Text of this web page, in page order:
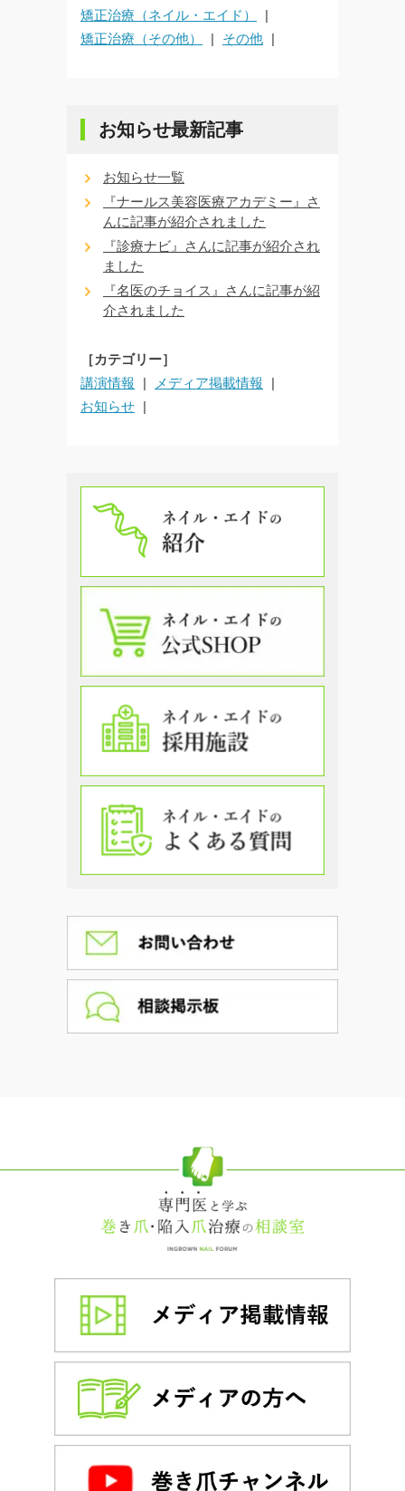
矯正治療（ネイル・エイド）
矯正治療（その他）
その他
お知らせ最新記事
お知らせ一覧
『ナールス美容医療アカデミー』さ
んに記事が紹介されました
『診療ナビ』さんに記事が紹介され
ました
『名医のチョイス』さんに記事が紹
介されました
［カテゴリー］
講演情報
メディア掲載情報
お知らせ